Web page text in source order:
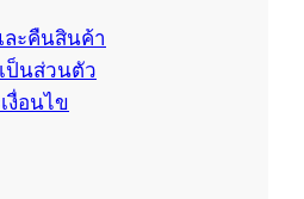
ละคืนสินค้า
ป็นส่วนตัว
งื่อนไข